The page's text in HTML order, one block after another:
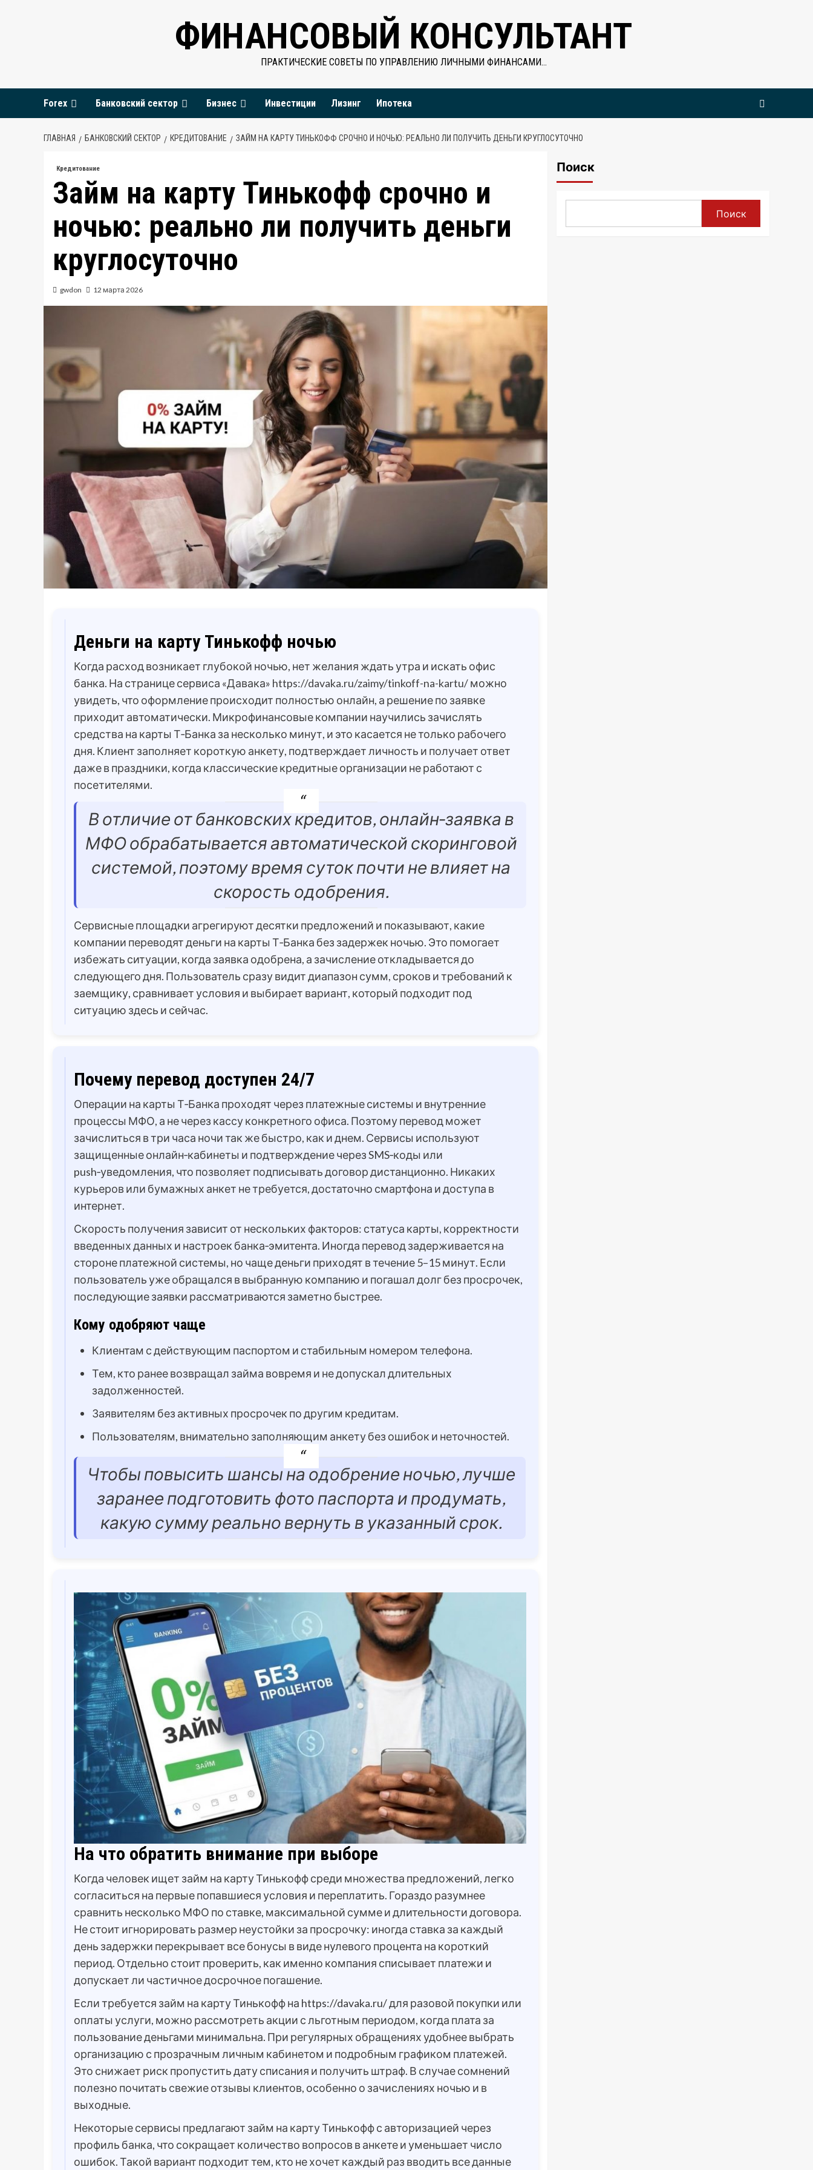
ФИНАНСОВЫЙ КОНСУЛЬТАНТ
ПРАКТИЧЕСКИЕ СОВЕТЫ ПО УПРАВЛЕНИЮ ЛИЧНЫМИ ФИНАНСАМИ…
Forex Банковский сектор Бизнес Инвестиции Лизинг Ипотека
ГЛАВНАЯ БАНКОВСКИЙ СЕКТОР КРЕДИТОВАНИЕ ЗАЙМ НА КАРТУ ТИНЬКОФФ СРОЧНО И НОЧЬЮ: РЕАЛЬНО ЛИ ПОЛУЧИТЬ ДЕНЬГИ КРУГЛОСУТОЧНО
Кредитование
Займ на карту Тинькофф срочно и
ночью: реально ли получить деньги
круглосуточно
gwdon 12 марта 2026
Деньги на карту Тинькофф ночью
Когда расход возникает глубокой ночью, нет желания ждать утра и искать офис
банка. На странице сервиса «Давака» https://davaka.ru/zaimy/tinkoff-na-kartu/можно
увидеть, что оформление происходит полностью онлайн, а решение по заявке
приходит автоматически. Микрофинансовые компании научились зачислять
средства на карты Т‑Банка за несколько минут, и это касается не только рабочего
дня. Клиент заполняет короткую анкету, подтверждает личность и получает ответ
даже в праздники, когда классические кредитные организации не работают с
посетителями.
В отличие от банковских кредитов, онлайн‑заявка в
МФО обрабатывается автоматической скоринговой
системой, поэтому время суток почти не влияет на
скорость одобрения.
Сервисные площадки агрегируют десятки предложений и показывают, какие
компании переводят деньги на карты Т‑Банка без задержек ночью. Это помогает
избежать ситуации, когда заявка одобрена, а зачисление откладывается до
следующего дня. Пользователь сразу видит диапазон сумм, сроков и требований к
заемщику, сравнивает условия и выбирает вариант, который подходит под
ситуацию здесь и сейчас.
Почему перевод доступен 24/7
Операции на карты Т‑Банка проходят через платежные системы и внутренние
процессы МФО, а не через кассу конкретного офиса. Поэтому перевод может
зачислиться в три часа ночи так же быстро, как и днем. Сервисы используют
защищенные онлайн‑кабинеты и подтверждение через SMS‑коды или
push‑уведомления, что позволяет подписывать договор дистанционно. Никаких
курьеров или бумажных анкет не требуется, достаточно смартфона и доступа в
интернет.
Скорость получения зависит от нескольких факторов: статуса карты, корректности
введенных данных и настроек банка‑эмитента. Иногда перевод задерживается на
стороне платежной системы, но чаще деньги приходят в течение 5–15 минут. Если
пользователь уже обращался в выбранную компанию и погашал долг без просрочек,
последующие заявки рассматриваются заметно быстрее.
Кому одобряют чаще
Клиентам с действующим паспортом и стабильным номером телефона.
Тем, кто ранее возвращал займа вовремя и не допускал длительных
задолженностей.
Заявителям без активных просрочек по другим кредитам.
Пользователям, внимательно заполняющим анкету без ошибок и неточностей.
Чтобы повысить шансы на одобрение ночью, лучше
заранее подготовить фото паспорта и продумать,
какую сумму реально вернуть в указанный срок.
На что обратить внимание при выборе
Когда человек ищет займ на карту Тинькофф среди множества предложений, легко
согласиться на первые попавшиеся условия и переплатить. Гораздо разумнее
сравнить несколько МФО по ставке, максимальной сумме и длительности договора.
Не стоит игнорировать размер неустойки за просрочку: иногда ставка за каждый
день задержки перекрывает все бонусы в виде нулевого процента на короткий
период. Отдельно стоит проверить, как именно компания списывает платежи и
допускает ли частичное досрочное погашение.
Если требуется займ на карту Тинькофф на https://davaka.ru/ для разовой покупки или
оплаты услуги, можно рассмотреть акции с льготным периодом, когда плата за
пользование деньгами минимальна. При регулярных обращениях удобнее выбрать
организацию с прозрачным личным кабинетом и подробным графиком платежей.
Это снижает риск пропустить дату списания и получить штраф. В случае сомнений
полезно почитать свежие отзывы клиентов, особенно о зачислениях ночью и в
выходные.
Некоторые сервисы предлагают займ на карту Тинькофф с авторизацией через
профиль банка, что сокращает количество вопросов в анкете и уменьшает число
ошибок. Такой вариант подходит тем, кто не хочет каждый раз вводить все данные
Поиск
Поиск